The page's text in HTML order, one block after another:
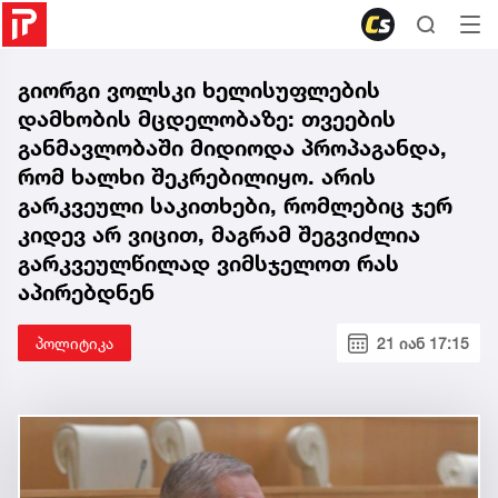
გიორგი ვოლსკი ხელისუფლების
დამხობის მცდელობაზე: თვეების
განმავლობაში მიდიოდა პროპაგანდა,
რომ ხალხი შეკრებილიყო. არის
გარკვეული საკითხები, რომლებიც ჯერ
კიდევ არ ვიცით, მაგრამ შეგვიძლია
გარკვეულწილად ვიმსჯელოთ რას
აპირებდნენ
პოლიტიკა 21 იან 17:15